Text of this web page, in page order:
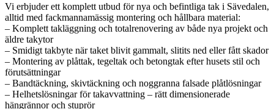
Vi erbjuder ett komplett utbud för nya och befintliga tak i Sävedalen,
alltid med fackmannamässig montering och hållbara material:
– Komplett takläggning och totalrenovering av både nya projekt och
äldre takytor
– Smidigt takbyte när taket blivit gammalt, slitits ned eller fått skador
– Montering av plåttak, tegeltak och betongtak efter husets stil och
förutsättningar
– Bandtäckning, skivtäckning och noggranna falsade plåtlösningar
– Helhetslösningar för takavvattning – rätt dimensionerade
hängrännor och stuprör